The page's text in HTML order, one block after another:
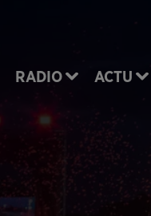
RADIO ACTU